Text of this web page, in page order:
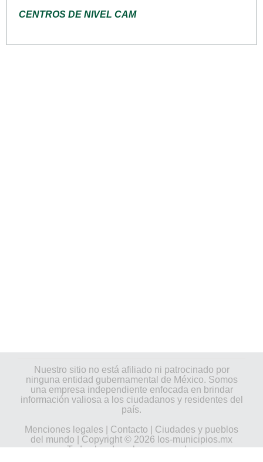
CENTROS DE NIVEL CAM
Nuestro sitio no está afiliado ni patrocinado por
ninguna entidad gubernamental de México. Somos
una empresa independiente enfocada en brindar
información valiosa a los ciudadanos y residentes del
país.
Menciones legales
Contacto
Ciudades y pueblos
del mundo | Copyright © 2026 los-municipios.mx
Todos los derechos reservados